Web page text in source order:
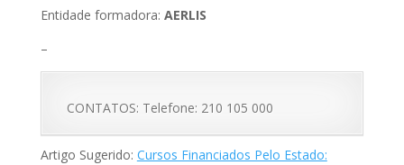
Entidade formadora: AERLIS
–
CONTATOS: Telefone: 210 105 000
Artigo Sugerido: Cursos Financiados Pelo Estado: